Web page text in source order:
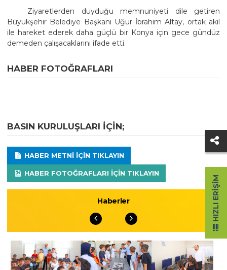
Ziyaretlerden duyduğu memnuniyeti dile getiren
Büyükşehir Belediye Başkanı Uğur İbrahim Altay, ortak akıl
ile hareket ederek daha güçlü bir Konya için gece gündüz
demeden çalışacaklarını ifade etti.
HABER FOTOĞRAFLARI
BASIN KURULUŞLARI IÇIN;
HABER METNI IÇIN TIKLAYIN
HABER FOTOĞRAFLARI IÇIN TIKLAYIN
Haberler HIZLI ERIŞIM